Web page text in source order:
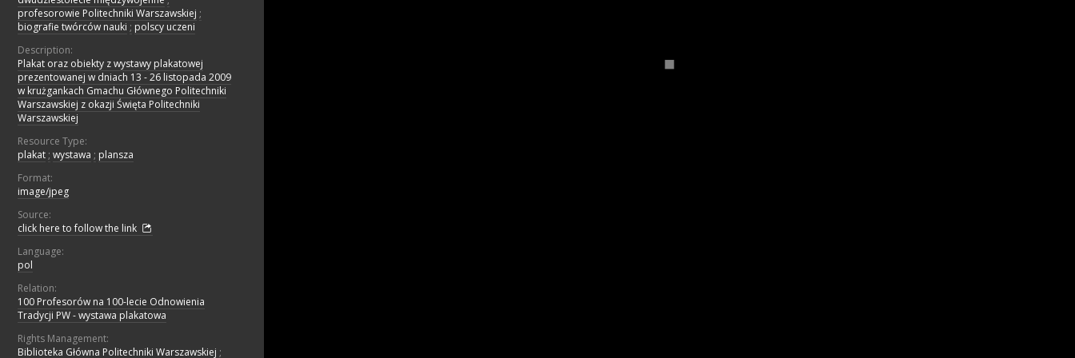
profesorowie Politechniki Warszawskiej ;
biografie twórców nauki ; polscy uczeni
Description:
Plakat oraz obiekty z wystawy plakatowej
prezentowanej w dniach 13 - 26 listopada 2009
w krużgankach Gmachu Głównego Politechniki
Warszawskiej z okazji Święta Politechniki
Warszawskiej
Resource Type:
plakat ; wystawa ; plansza
Format:
image/jpeg
Source:
click here to follow the link
Language:
pol
Relation:
100 Profesorów na 100-lecie Odnowienia
Tradycji PW - wystawa plakatowa
Rights Management:
Biblioteka Główna Politechniki Warszawskiej ;